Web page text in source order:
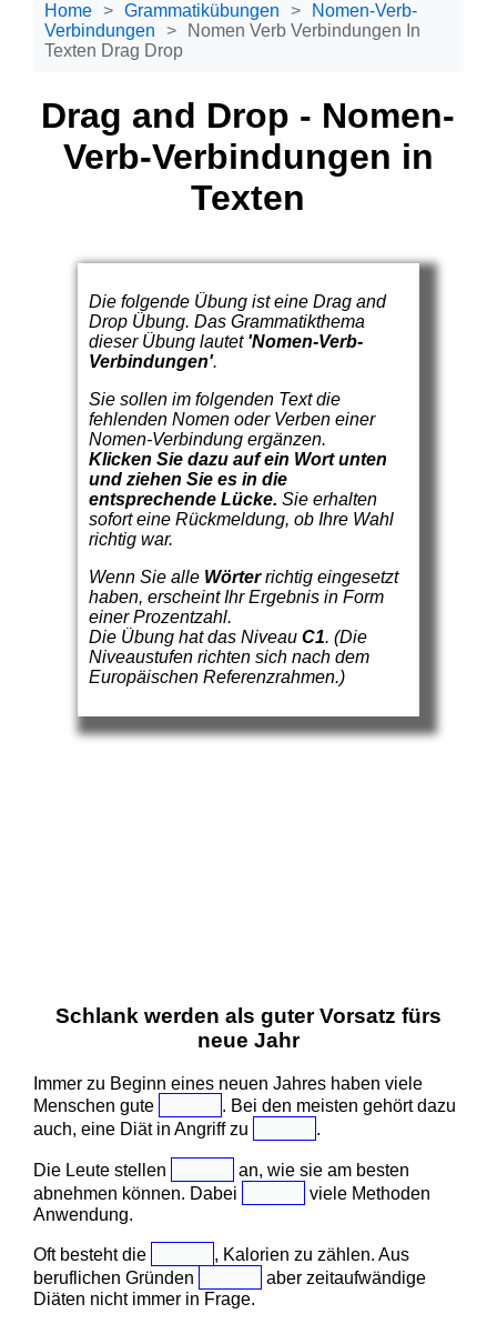
Home Grammatikübungen
Nomen-Verb-
Verbindungen
Nomen Verb Verbindungen In
Texten Drag Drop
Drag and Drop - Nomen-
Verb-Verbindungen in
Texten
Die folgende Übung ist eine Drag and
Drop Übung. Das Grammatikthema
dieser Übung lautet 'Nomen-Verb-
Verbindungen'.
Sie sollen im folgenden Text die
fehlenden Nomen oder Verben einer
Nomen-Verbindung ergänzen.
Klicken Sie dazu auf ein Wort unten
und ziehen Sie es in die
entsprechende Lücke. Sie erhalten
sofort eine Rückmeldung, ob Ihre Wahl
richtig war.
Wenn Sie alle Wörterrichtig eingesetzt
haben, erscheint Ihr Ergebnis in Form
einer Prozentzahl.
Die Übung hat das Niveau C1. (Die
Niveaustufen richten sich nach dem
Europäischen Referenzrahmen.)
Schlank werden als guter Vorsatz fürs
neue Jahr
Immer zu Beginn eines neuen Jahres haben viele
Menschen gute
. Bei den meisten gehört dazu
auch, eine Diät in Angriff zu
.
Die Leute stellen
an, wie sie am besten
abnehmen können. Dabei
viele Methoden
Anwendung.
Oft besteht die
, Kalorien zu zählen. Aus
beruflichen Gründen
aber zeitaufwändige
Diäten nicht immer in Frage.